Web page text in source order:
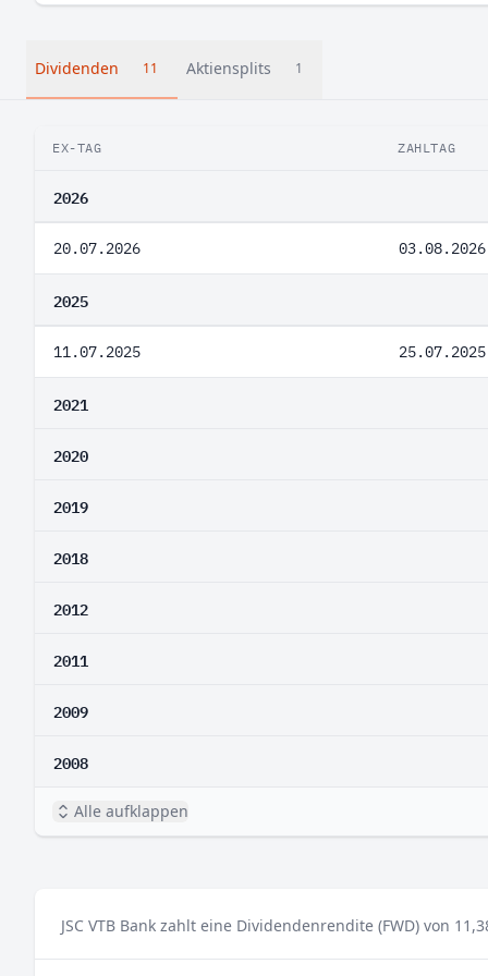
Dividenden 11 Aktiensplits 1
EX-TAG ZAHLTAG
2026
20.07.2026 03.08.2026
2025
11.07.2025 25.07.2025
2021
2020
2019
2018
2012
2011
2009
2008
Alle aufklappen
JSC VTB Bank zahlt eine Dividendenrendite (FWD) von